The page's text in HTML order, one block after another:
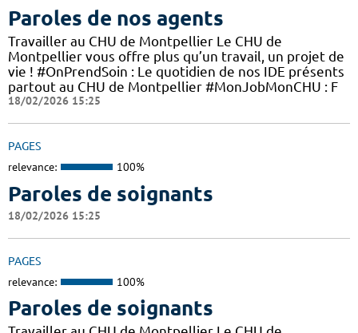
Paroles de nos agents
Travailler au CHU de Montpellier Le CHU de
Montpellier vous offre plus qu’un travail, un projet de
vie ! #OnPrendSoin : Le quotidien de nos IDE présents
partout au CHU de Montpellier #MonJobMonCHU : F
18/02/2026 15:25
PAGES
relevance: 100%
Paroles de soignants
18/02/2026 15:25
PAGES
relevance: 100%
Paroles de soignants